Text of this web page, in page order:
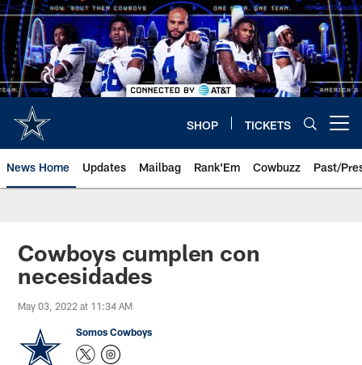
Skip
to
main
content
SHOP TICKETS
News Home Updates Mailbag Rank'Em Cowbuzz Past/
Cowboys cumplen con
necesidades
May 03, 2022 at 11:34 AM
Somos Cowboys